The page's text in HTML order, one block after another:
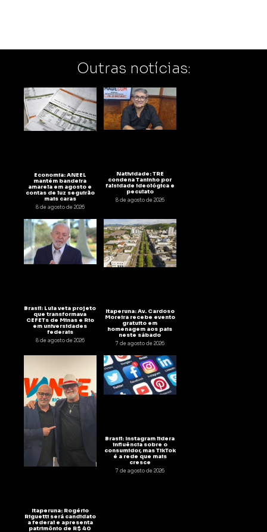
Outras notícias:
Economia: ANEEL
mantém bandeira
amarela em agosto e
contas de luz seguirão
mais caras
8 de agosto de 2026
Natividade: TRE
condena Taninho por
falsidade ideológica e
peculato
8 de agosto de 2026
Brasil: Lula veta projeto
que transformava
CEFETs de Minas e Rio
em universidades
federais
8 de agosto de 2026
Itaperuna: Av. Cardoso
Moreira recebe evento
gratuito em
homenagem aos pais
neste sábado
7 de agosto de 2026
Itaperuna: Rogério
Riguetti será candidato
a federal e apresenta
patrimônio de R$ 40
Brasil: Instagram lidera
influência sobre o
consumidor, mas TikTok
é a rede que mais
cresce
7 de agosto de 2026